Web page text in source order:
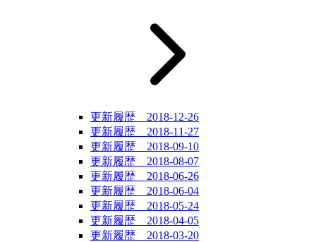
更新履歴 2018-12-26
更新履歴 2018-11-27
更新履歴 2018-09-10
更新履歴 2018-08-07
更新履歴 2018-06-26
更新履歴 2018-06-04
更新履歴 2018-05-24
更新履歴 2018-04-05
更新履歴 2018-03-20